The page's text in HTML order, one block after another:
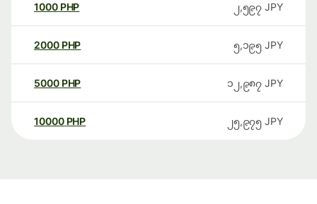
1000 PHP ၂,၅၉၇ JPY
2000 PHP ၅,၁၉၅ JPY
5000 PHP ၁၂,၉၈၇ JPY
10000 PHP ၂၅,၉၇၅ JPY